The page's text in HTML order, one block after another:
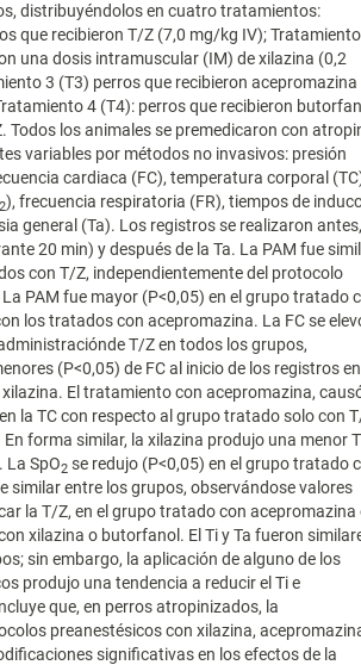
distribuyéndolos en cuatro tratamientos:
que recibieron T/Z (7,0 mg/kg IV);
una dosis intramuscular (IM) de xilazina (0,2
3 (T3) perros que recibieron acepromazina
4 (T4): perros que recibieron
Todos los animales se premedicaron con
variables por métodos no invasivos: presión
cardiaca (FC), temperatura corporal
2), frecuencia respiratoria (FR), tiempos de
general (Ta). Los registros se realizaron antes,
20 min) y después de la Ta. La PAM fue
con T/Z, independientemente del protocolo
PAM fue mayor (P<0,05) en el grupo tratado
los tratados con acepromazina. La FC se
T/Z en todos los grupos,
(P<0,05) de FC al inicio de los registros en
El tratamiento con acepromazina,
la TC con respecto al grupo tratado solo con
forma similar, la xilazina produjo una menor
La SpO2 se redujo (P<0,05) en el grupo tratado
similar entre los grupos, observándose valores
la T/Z, en el grupo tratado con acepromazina
xilazina o butorfanol. El Ti y Ta fueron
sin embargo, la aplicación de alguno de los
produjo una tendencia a reducir el Ti e
que, en perros atropinizados, la
preanestésicos con xilazina,
significativas en los efectos de la